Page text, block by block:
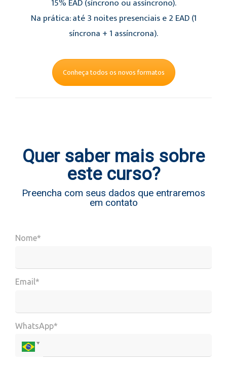
15% EAD (síncrono ou assíncrono).
Na prática: até 3 noites presenciais e 2 EAD (1
síncrona + 1 assíncrona).
Conheça todos os novos formatos
Quer saber mais sobre
este curso?
Preencha com seus dados que entraremos
em contato
Nome*
Email*
WhatsApp*